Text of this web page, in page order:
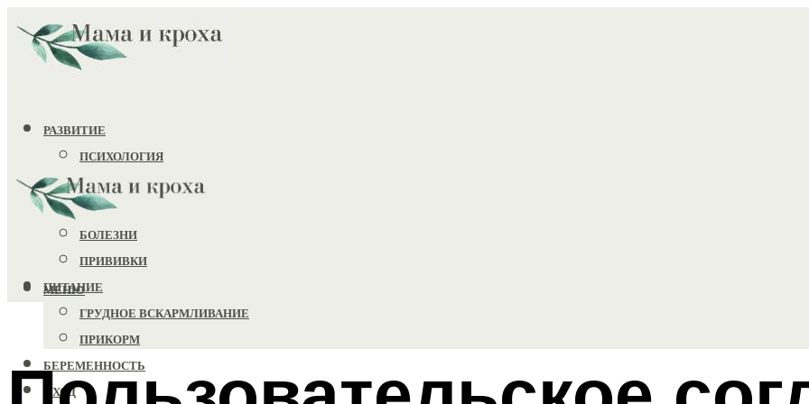
РАЗВИТИЕ
ПСИХОЛОГИЯ
ИГРУШКИ
ЗДОРОВЬЕ
БОЛЕЗНИ
ПРИВИВКИ
ПИТАНИЕ
ГРУДНОЕ ВСКАРМЛИВАНИЕ
ПРИКОРМ
БЕРЕМЕННОСТЬ
УХОД
МЕНЮ